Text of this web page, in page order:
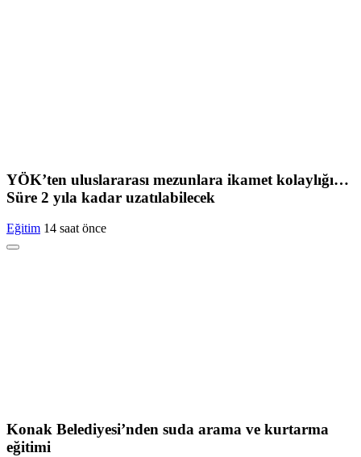
YÖK’ten uluslararası mezunlara ikamet kolaylığı…
Süre 2 yıla kadar uzatılabilecek
Eğitim 14 saat önce
Konak Belediyesi’nden suda arama ve kurtarma
eğitimi